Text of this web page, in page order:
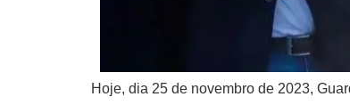
Hoje, dia 25 de novembro de 2023,